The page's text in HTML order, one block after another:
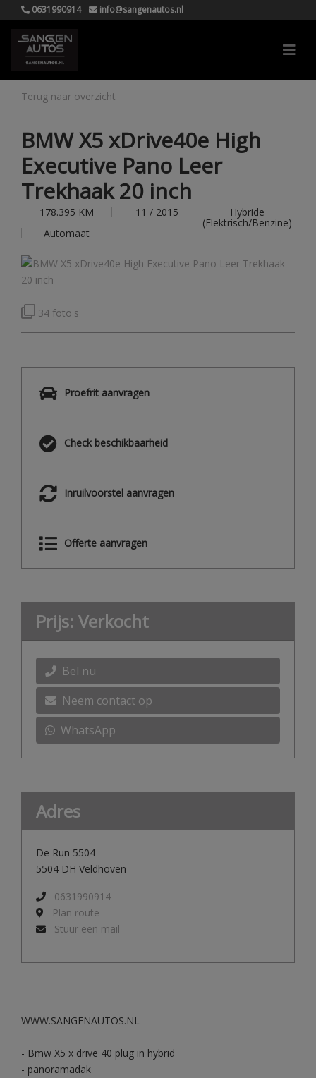
0631990914 info@sangenautos.nl
Terug naar overzicht
BMW X5 xDrive40e High
Executive Pano Leer
Trekhaak 20 inch
178.395 KM 11 / 2015 Hybride
(Elektrisch/Benzine)
Automaat
34 foto's
Proefrit aanvragen
Check beschikbaarheid
Inruilvoorstel aanvragen
Offerte aanvragen
WWW.SANGENAUTOS.NL
- Bmw X5 x drive 40 plug in hybrid
- panoramadak
Prijs: Verkocht
Bel nu
Neem contact op
WhatsApp
Adres
De Run 5504
5504 DH Veldhoven
0631990914
Plan route
Stuur een mail